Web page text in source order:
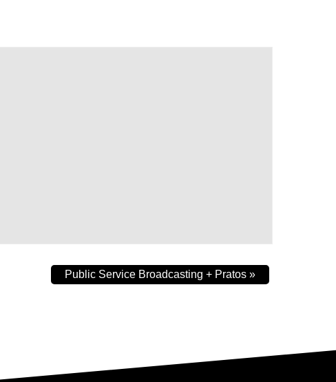
Public Service Broadcasting + Pratos »